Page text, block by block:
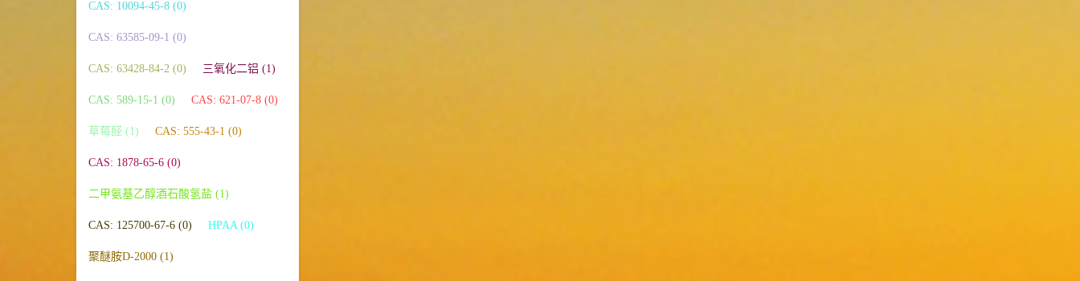
CAS: 10094-45-8 (0)
CAS: 63585-09-1 (0)
CAS: 63428-84-2 (0) 三氧化二铝 (1)
CAS: 589-15-1 (0) CAS: 621-07-8 (0)
草莓醛 (1) CAS: 555-43-1 (0)
CAS: 1878-65-6 (0)
二甲氨基乙醇酒石酸氢盐 (1)
CAS: 125700-67-6 (0) HPAA (0)
聚醚胺D-2000 (1)